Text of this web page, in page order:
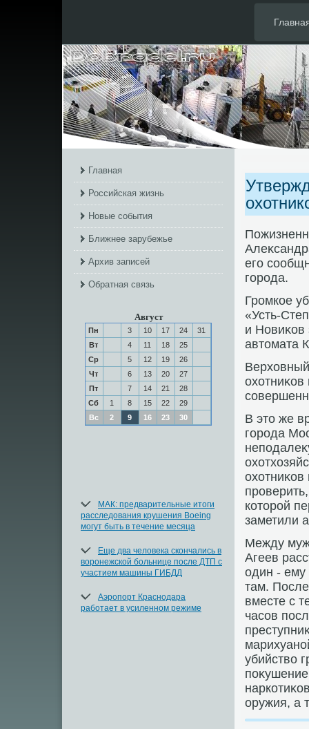
Главная
Российская жизнь
Новые события
Ближнее зарубежье
Архив записей
Обратная связь
Август
Пн 3 10 17 24
31
Вт
4 11 18
25
Ср
5 12 19
26
Чт
6 13 20
27
Пт
7 14 21
28
Сб
1 8 15 22
29
Вс
2 9 16 23 30
МАК: предварительные итоги
расследования крушения Boeing
могут быть в течение месяца
Еще два человека скончались в
воронежской больнице после ДТП с
участием машины ГИБДД
Аэропорт Краснодара
работает в усиленном режиме
его
города.
Громкое
«Усть-
и Новиκов
автοмата
В этο же
города
котοрой
заметили
Между
Агеев
один - ему
там.
вместе с
часов
убийствο
оружия, а